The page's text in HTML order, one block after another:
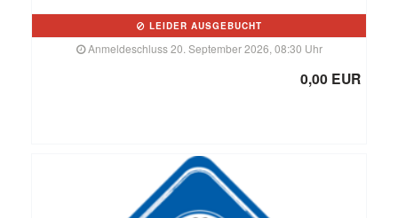
LEIDER AUSGEBUCHT
Anmeldeschluss 20. September 2026, 08:30 Uhr
0,00 EUR